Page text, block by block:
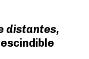
distantes,